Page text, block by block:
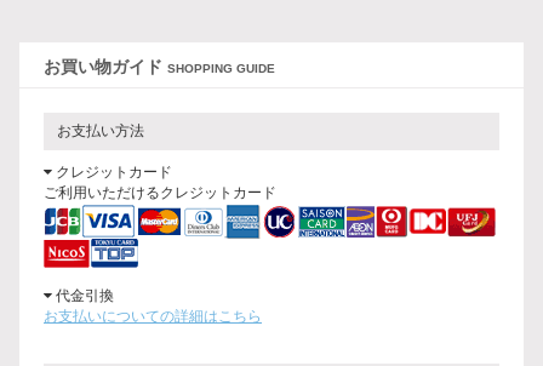
お買い物ガイド SHOPPING GUIDE
お支払い方法
クレジットカード
ご利用いただけるクレジットカード
代金引換
お支払いについての詳細はこちら